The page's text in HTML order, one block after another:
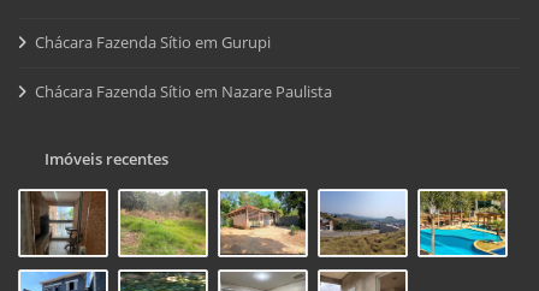
Chácara Fazenda Sítio em Gurupi
Chácara Fazenda Sítio em Nazare Paulista
Imóveis recentes